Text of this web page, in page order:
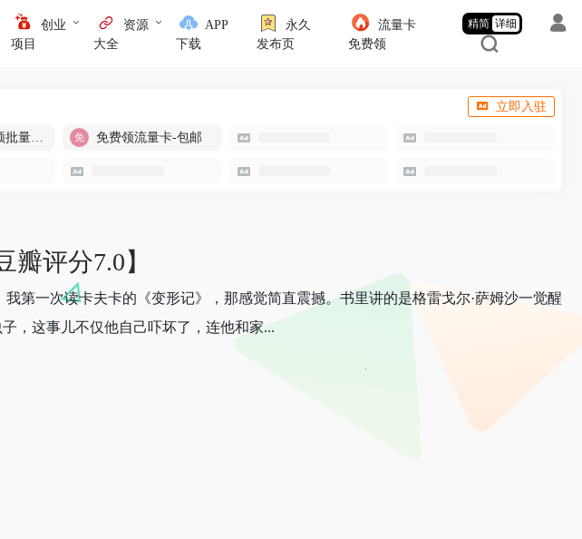
创业
项目
资源
大全
APP
下载
永久
发布页
流量卡
免费领
精简 详细
立即入驻
作者主页视频批量提取 免费领流量卡-包邮
瓣评分7.0】
第一次读卡夫卡的《变形记》，那感觉简直震撼。书里讲的是格雷戈尔·萨姆沙一觉醒
，这事儿不仅他自己吓坏了，连他和家...